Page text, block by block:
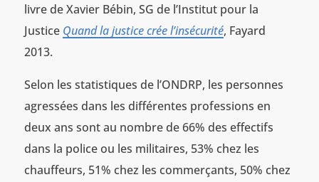
livre de Xavier Bébin, SG de l’Institut pour la
Justice Quand la justice crée l’insécurité, Fayard
2013.
Selon les statistiques de l’ONDRP, les personnes
agressées dans les différentes professions en
deux ans sont au nombre de 66% des effectifs
dans la police ou les militaires, 53% chez les
chauffeurs, 51% chez les commerçants, 50% chez